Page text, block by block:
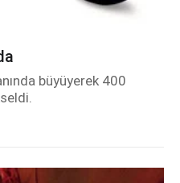
büyüyerek 400